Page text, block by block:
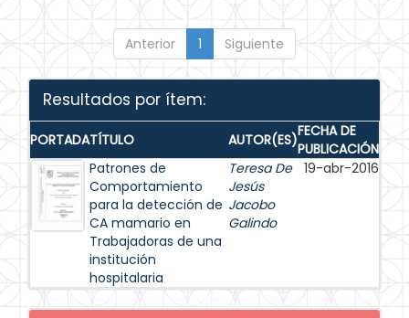
Anterior 1 Siguiente
Resultados por ítem:
PORTADATÍTULO AUTOR(ES)FECHA DE
PUBLICACIÓN
Patrones de
Comportamiento
para la detección de
CA mamario en
Trabajadoras de una
institución
hospitalaria
Teresa De
Jesús
Jacobo
Galindo
19-abr-2016